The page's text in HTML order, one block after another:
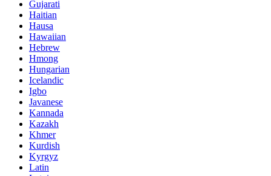
Gujarati
Haitian
Hausa
Hawaiian
Hebrew
Hmong
Hungarian
Icelandic
Igbo
Javanese
Kannada
Kazakh
Khmer
Kurdish
Kyrgyz
Latin